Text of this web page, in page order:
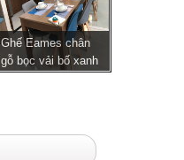
Ghế Eames chân
gỗ bọc vải bố xanh